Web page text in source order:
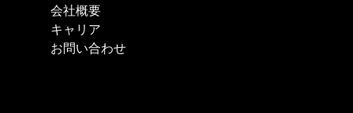
会社概要
キャリア
お問い合わせ